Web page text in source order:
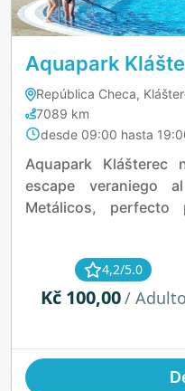
Aquapark
República Checa,
7089 km
desde 09:00 hasta
Aquapark Klášterec
escape veraniego
Metálicos,
por corrientes
de hasta 128
disfrutan de sus
mientras los adultos
trampolines y mucho
diversión bajo el sol
4,2/5.0
Kč 100,00/ Adulto